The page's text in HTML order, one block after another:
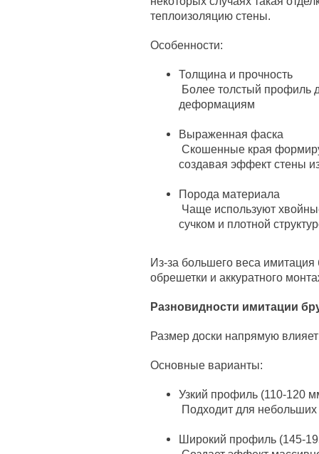
теплоизоляцию стены.
Особенности:
Толщина и прочность
Более толстый профиль
деформациям
Выраженная фаска
Скошенные края
создавая эффект стены
Порода материала
Чаще используют
сучком и плотной
Из-за большего веса
обрешетки и аккуратного
Разновидности имитации
Размер доски напрямую
Основные варианты:
Узкий профиль (110-120
Подходит для
Широкий профиль (145-